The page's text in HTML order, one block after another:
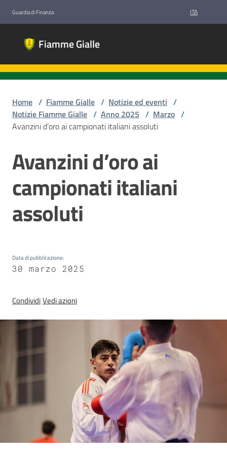
Guardia di Finanza ITA
Fiamme Gialle
Gialle
Gruppi
Sportivi
Finanza
siamo
Discipline
Notizie
eventi
Atleti
Medagliere
Home / Fiamme Gialle / Notizie ed eventi /
Notizie Fiamme Gialle / Anno 2025 / Marzo /
Avanzini d’oro ai campionati italiani assoluti
Salta al contenuto
Avanzini d’oro ai
campionati italiani
assoluti
Data di pubblicazione:
30 marzo 2025
CondividiVedi azioni